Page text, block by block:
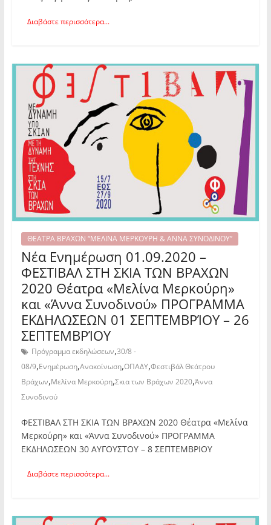
Διαβάστε περισσότερα...
ΘΕΑΤΡΑ ΒΡΑΧΩΝ “ΜΕΛΙΝΑ ΜΕΡΚΟΥΡΗ & ΑΝΝΑ ΣΥΝΟΔΙΝΟΥ”
Νέα Ενημέρωση 01.09.2020 –
ΦΕΣΤΙΒΑΛ ΣΤΗ ΣΚΙΑ ΤΩΝ ΒΡΑΧΩΝ
2020 Θέατρα «Μελίνα Μερκούρη»
και «Άννα Συνοδινού» ΠΡΟΓΡΑΜΜΑ
ΕΚΔΗΛΩΣΕΩΝ 01 ΣΕΠΤΕΜΒΡΊΟΥ – 26
ΣΕΠΤΕΜΒΡΊΟΥ
Πρόγραμμα εκδηλώσεων,30/8 -
08/9,Ενημέρωση,Ανακοίνωση,ΟΠΑΔΥ,Φεστιβάλ Θεάτρου
Βράχων,Μελίνα Μερκούρη,Σκια των Βράχων 2020,Άννα
Συνοδινού
ΦΕΣΤΙΒΑΛ ΣΤΗ ΣΚΙΑ ΤΩΝ ΒΡΑΧΩΝ 2020 Θέατρα «Μελίνα
Μερκούρη» και «Άννα Συνοδινού» ΠΡΟΓΡΑΜΜΑ
ΕΚΔΗΛΩΣΕΩΝ 30 ΑΥΓΟΥΣΤΟΥ – 8 ΣΕΠΤΕΜΒΡΙΟΥ
Διαβάστε περισσότερα...